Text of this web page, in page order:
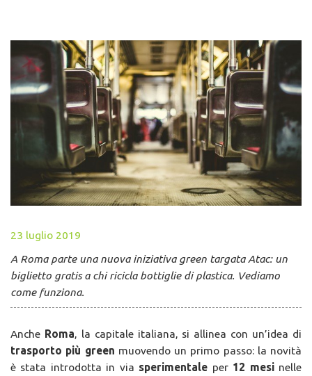
23 luglio 2019
A Roma parte una nuova iniziativa green targata Atac: un
biglietto gratis a chi ricicla bottiglie di plastica. Vediamo
come funziona.
Anche Roma, la capitale italiana, si allinea con un’idea di
trasporto più green muovendo un primo passo: la novità
è stata introdotta in via sperimentale per 12 mesinelle